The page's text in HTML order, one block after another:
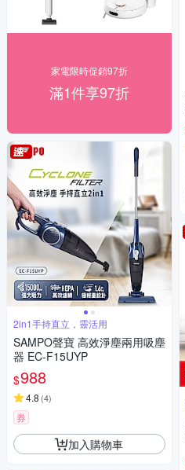
家電限時促銷97折
滿1件享97折
2in1手持直立，靈活用
SAMPO聲寶 高效淨塵兩用吸塵
器 EC-F15UYP
$988
4.8 (4)
券
加入購物車